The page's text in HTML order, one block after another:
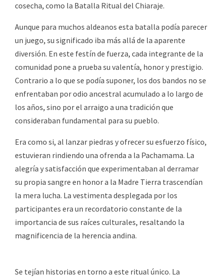
cosecha, como la Batalla Ritual del Chiaraje.
Aunque para muchos aldeanos esta batalla podía parecer
un juego, su significado iba más allá de la aparente
diversión. En este festín de fuerza, cada integrante de la
comunidad pone a prueba su valentía, honor y prestigio.
Contrario a lo que se podía suponer, los dos bandos no se
enfrentaban por odio ancestral acumulado a lo largo de
los años, sino por el arraigo a una tradición que
consideraban fundamental para su pueblo.
Era como si, al lanzar piedras y ofrecer su esfuerzo físico,
estuvieran rindiendo una ofrenda a la Pachamama. La
alegría y satisfacción que experimentaban al derramar
su propia sangre en honor a la Madre Tierra trascendían
la mera lucha. La vestimenta desplegada por los
participantes era un recordatorio constante de la
importancia de sus raíces culturales, resaltando la
magnificencia de la herencia andina.
Se tejían historias en torno a este ritual único. La